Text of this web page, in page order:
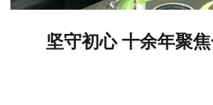
坚守初心 十余年聚